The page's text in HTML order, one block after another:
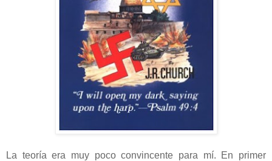
La teoría era muy poco convincente para mí. En primer